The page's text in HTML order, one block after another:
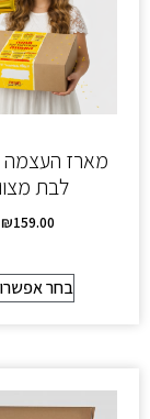
מארז העצמה
לבת
₪159.00
בחר